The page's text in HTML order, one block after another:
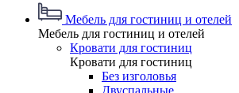
Мебель для гостиниц и отелей
Мебель для гостиниц и отелей
Кровати для гостиниц
Кровати для гостиниц
Без изголовья
Двуспальные